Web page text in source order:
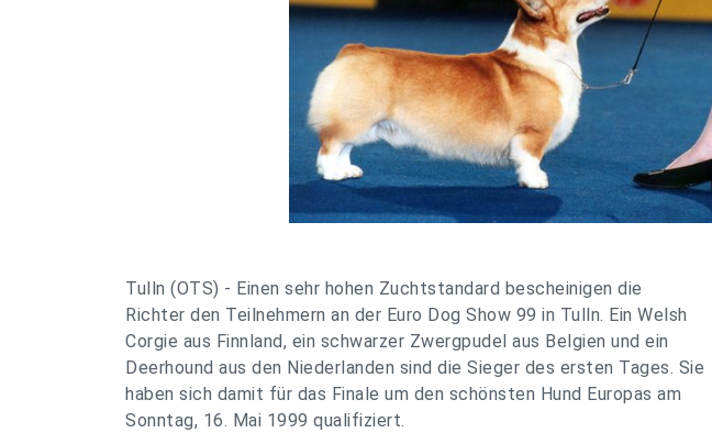
Tulln (OTS) - Einen sehr hohen Zuchtstandard bescheinigen die
Richter den Teilnehmern an der Euro Dog Show 99 in Tulln. Ein Welsh
Corgie aus Finnland, ein schwarzer Zwergpudel aus Belgien und ein
Deerhound aus den Niederlanden sind die Sieger des ersten Tages. Sie
haben sich damit für das Finale um den schönsten Hund Europas am
Sonntag, 16. Mai 1999 qualifiziert.